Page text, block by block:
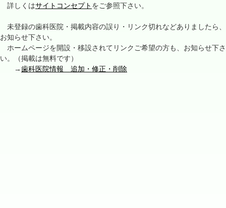
詳しくはサイトコンセプト をご参照下さい。
未登録の歯科医院・掲載内容の誤り・リンク切れなどありましたら、
お知らせ下さい。
ホームページを開設・移設されてリンクご希望の方も、お知らせ下さ
い。（掲載は無料です）
→歯科医院情報 追加・修正・削除